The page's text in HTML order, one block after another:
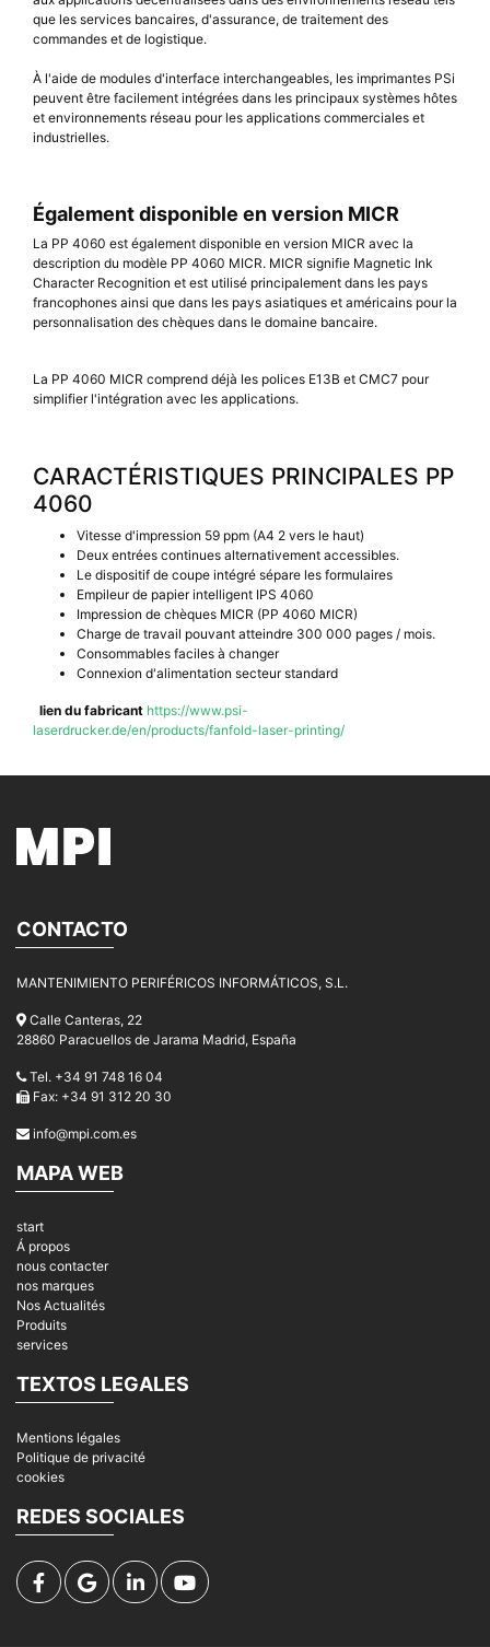
que les services bancaires, d'assurance, de traitement des
commandes et de logistique.
À l'aide de modules d'interface interchangeables, les imprimantes PSi
peuvent être facilement intégrées dans les principaux systèmes hôtes
et environnements réseau pour les applications commerciales et
industrielles.
Également disponible en version MICR
La PP 4060 est également disponible en version MICR avec la
description du modèle PP 4060 MICR. MICR signifie Magnetic Ink
Character Recognition et est utilisé principalement dans les pays
francophones ainsi que dans les pays asiatiques et américains pour la
personnalisation des chèques dans le domaine bancaire.
La PP 4060 MICR comprend déjà les polices E13B et CMC7 pour
simplifier l'intégration avec les applications.
CARACTÉRISTIQUES PRINCIPALES PP
4060
Vitesse d'impression 59 ppm (A4 2 vers le haut)
Deux entrées continues alternativement accessibles.
Le dispositif de coupe intégré sépare les formulaires
Empileur de papier intelligent IPS 4060
Impression de chèques MICR (PP 4060 MICR)
Charge de travail pouvant atteindre 300 000 pages / mois.
Consommables faciles à changer
Connexion d'alimentation secteur standard
lien du fabricant https://www.psi-
laserdrucker.de/en/products/fanfold-laser-printing/
CONTACTO
MANTENIMIENTO PERIFÉRICOS INFORMÁTICOS, S.L.
Calle Canteras, 22
28860 Paracuellos de Jarama Madrid, España
Tel. +34 91 748 16 04
Fax: +34 91 312 20 30
info@mpi.com.es
MAPA WEB
start
Á propos
nous contacter
nos marques
Nos Actualités
Produits
services
TEXTOS LEGALES
Mentions légales
Politique de privacité
cookies
REDES SOCIALES